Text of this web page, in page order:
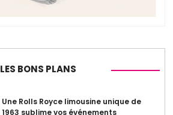
LES BONS PLANS
Une Rolls Royce limousine unique de
1963 sublime vos événements